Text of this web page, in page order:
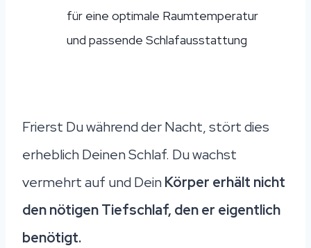
für eine optimale Raumtemperatur
und passende Schlafausstattung
Frierst Du während der Nacht, stört dies
erheblich Deinen Schlaf. Du wachst
vermehrt auf und DeinKörper erhält nicht
den nötigen Tiefschlaf, den er eigentlich
benötigt.